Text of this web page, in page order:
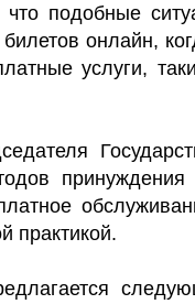
подобные
онлайн,
услуги,
практикой.